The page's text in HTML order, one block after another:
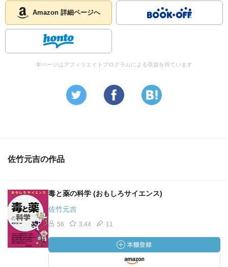
Amazon 詳細ページへ
本ページはアフィリエイトプログラムによる収益を得ています
佐竹元吉の作品
毒と薬の科学 (おもしろサイエンス)
佐竹元吉
56 3.44 11